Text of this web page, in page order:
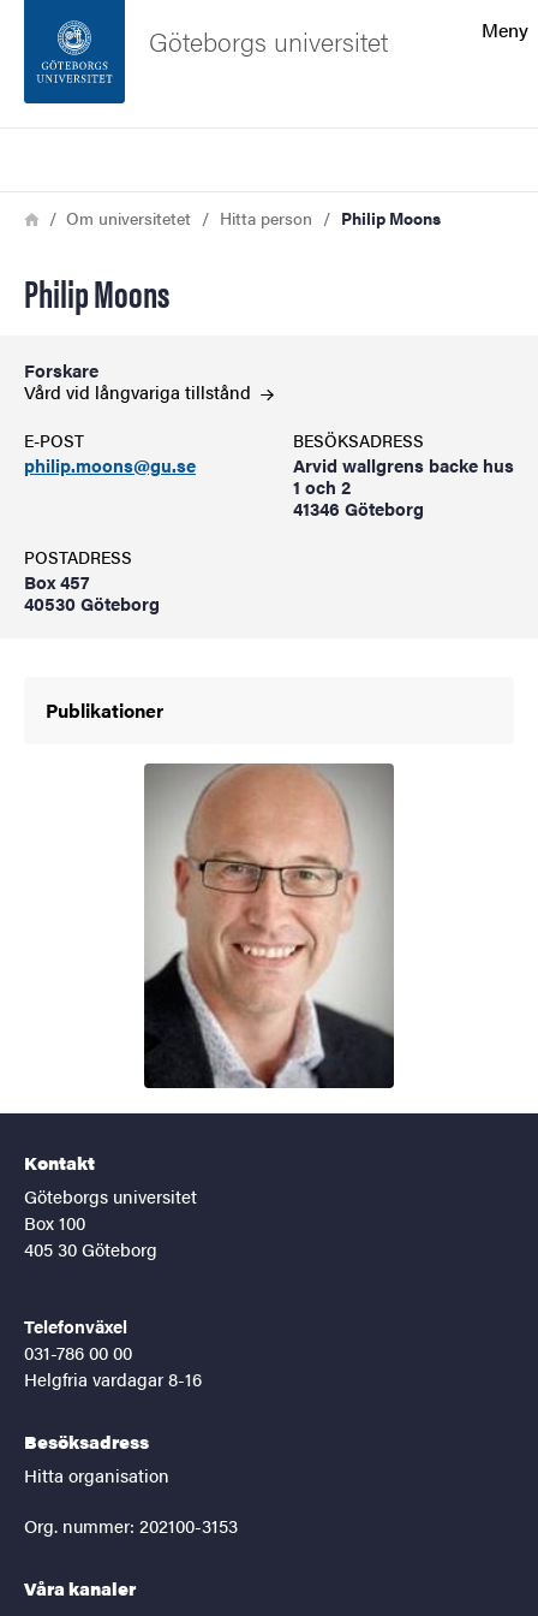
Sidfoten
Meny
Göteborgs universitet
Länkstig
HemOm universitetet Hitta person Philip Moons
Philip Moons
Forskare
Vård vid långvariga tillstånd
E-POST
philip.moons@gu.se
BESÖKSADRESS
Arvid wallgrens backe hus
1 och 2
41346 Göteborg
POSTADRESS
Box 457
40530 Göteborg
Publikationer
Kontakt
Göteborgs universitet
Box 100
405 30 Göteborg
Telefonväxel
031-786 00 00
Helgfria vardagar 8-16
Besöksadress
Hitta organisation
Org. nummer: 202100-3153
Våra kanaler